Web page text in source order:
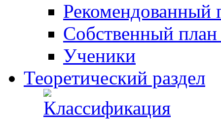
Рекомендованный
Собственный
Ученики
Теоретический раздел